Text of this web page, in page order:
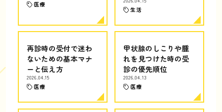
医療
生活
再診時の受付で迷わ
ないための基本マナ
ーと伝え方
2026.04.15
医療
甲状腺のしこりや腫
れを見つけた時の受
診の優先順位
2026.04.13
医療